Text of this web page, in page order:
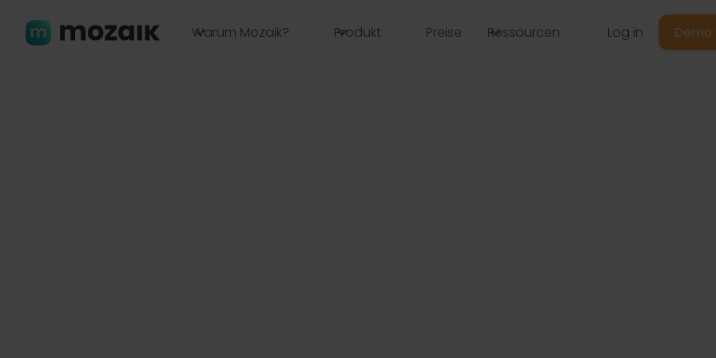
Warum Mozaik? Produkt Preise Ressourcen Log in